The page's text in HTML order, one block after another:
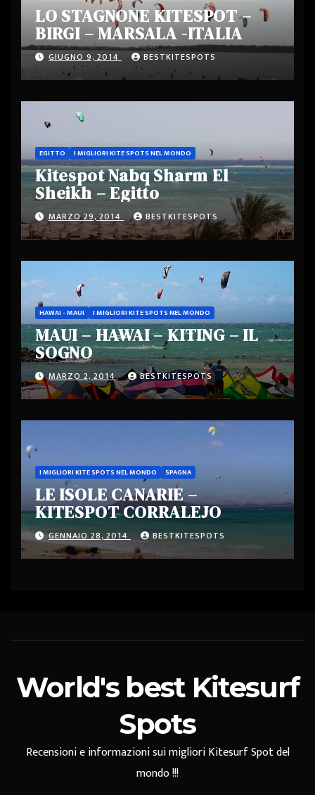
LO STAGNONE KITESPOT –
BIRGI – MARSALA -ITALIA
GIUGNO 9, 2014 BESTKITESPOTS
EGITTO I MIGLIORI KITE SPOTS NEL MONDO
Kitespot Nabq Sharm El
Sheikh – Egitto
MARZO 29, 2014 BESTKITESPOTS
HAWAI - MAUI I MIGLIORI KITE SPOTS NEL MONDO
MAUI – HAWAI – KITING – IL
SOGNO
MARZO 2, 2014 BESTKITESPOTS
I MIGLIORI KITE SPOTS NEL MONDO SPAGNA
LE ISOLE CANARIE –
KITESPOT CORRALEJO
GENNAIO 28, 2014 BESTKITESPOTS
World's best Kitesurf
Spots
Recensioni e informazioni sui migliori Kitesurf Spot del
mondo !!!